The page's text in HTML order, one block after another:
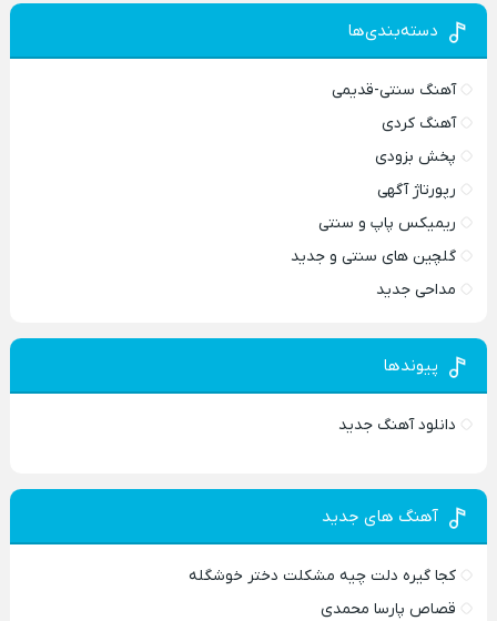
دسته‌بندی‌ها
آهنگ سنتی-قدیمی
آهنگ کردی
پخش بزودی
رپورتاژ آگهی
ریمیکس پاپ و سنتی
گلچین های سنتی و جدید
مداحی جدید
پیوندها
دانلود آهنگ جدید
آهنگ های جدید
کجا گیره دلت چیه مشکلت دختر خوشگله
قصاص پارسا محمدی